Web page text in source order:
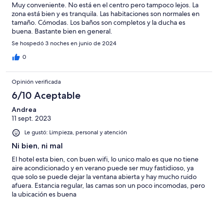
Muy conveniente. No está en el centro pero tampoco lejos. La
zona está bien y es tranquila. Las habitaciones son normales en
tamaño. Cómodas. Los baños son completos y la ducha es
buena. Bastante bien en general.
Se hospedó 3 noches en junio de 2024
0
Opinión verificada
6/10 Aceptable
Andrea
11 sept. 2023
Le gustó: Limpieza, personal y atención
Ni bien, ni mal
El hotel esta bien, con buen wifi, lo unico malo es que no tiene
aire acondicionado y en verano puede ser muy fastidioso, ya
que solo se puede dejar la ventana abierta y hay mucho ruido
afuera. Estancia regular, las camas son un poco incomodas, pero
la ubicación es buena